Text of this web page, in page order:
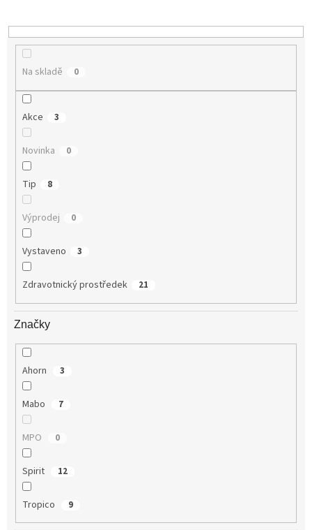
k
t
Na skladě 0
Akce 3
Novinka 0
Tip 8
Výprodej 0
Vystaveno 3
Zdravotnický prostředek 21
Značky
Ahorn 3
Mabo 7
MPO 0
Spirit 12
Tropico 9